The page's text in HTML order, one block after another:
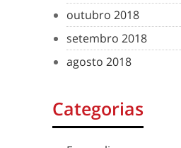
outubro 2018
setembro 2018
agosto 2018
Categorias